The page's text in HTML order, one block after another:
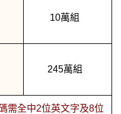
10萬組
245萬組
需全中2位英文字及8位